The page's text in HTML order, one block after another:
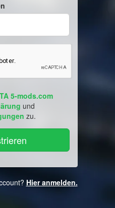
5-mods.com
und
zu.
Hier anmelden.